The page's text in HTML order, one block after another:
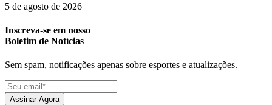
5 de agosto de 2026
Inscreva-se em nosso
Boletim de Notícias
Sem spam, notificações apenas sobre esportes e atualizações.
Assinar Agora